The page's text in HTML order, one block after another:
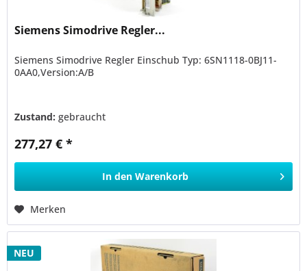
Siemens Simodrive Regler...
Siemens Simodrive Regler Einschub Typ: 6SN1118-0BJ11-
0AA0,Version:A/B
Zustand:gebraucht
277,27 € *
In den Warenkorb
Merken
NEU